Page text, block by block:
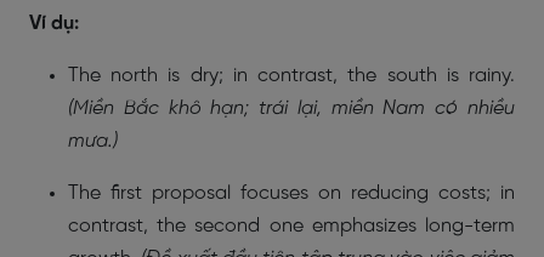
Ví dụ:
The north is dry; in contrast, the south is rainy.
(Miền Bắc khô hạn; trái lại, miền Nam có nhiều
mưa.)
The first proposal focuses on reducing costs; in
contrast, the second one emphasizes long-term